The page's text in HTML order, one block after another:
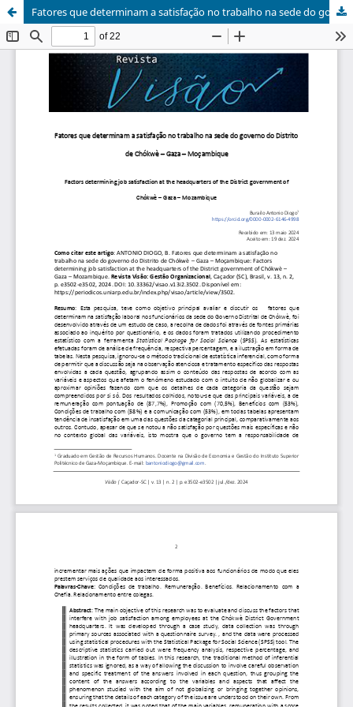
Fatores que determinam a satisfação no trabalho na sede do governo do Distrito de Chókwè – Gaza – Moçambique